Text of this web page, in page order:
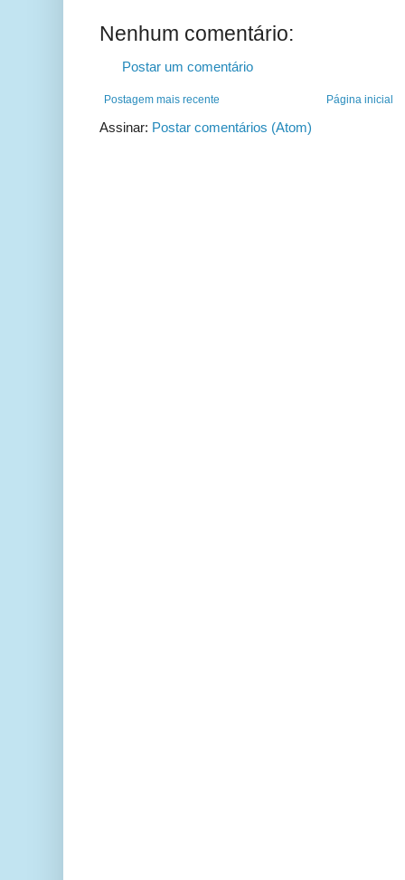
Nenhum comentário:
Postar um comentário
Postagem mais recente Página inicial
Assinar: Postar comentários (Atom)